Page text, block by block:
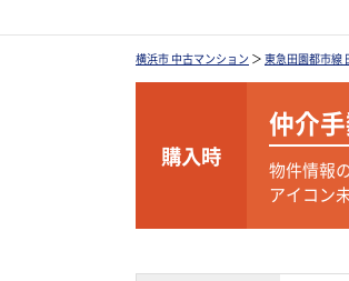
横浜市 中古マンション ＞ 東急田園都市線
購入時
仲介
物件情報
アイコン